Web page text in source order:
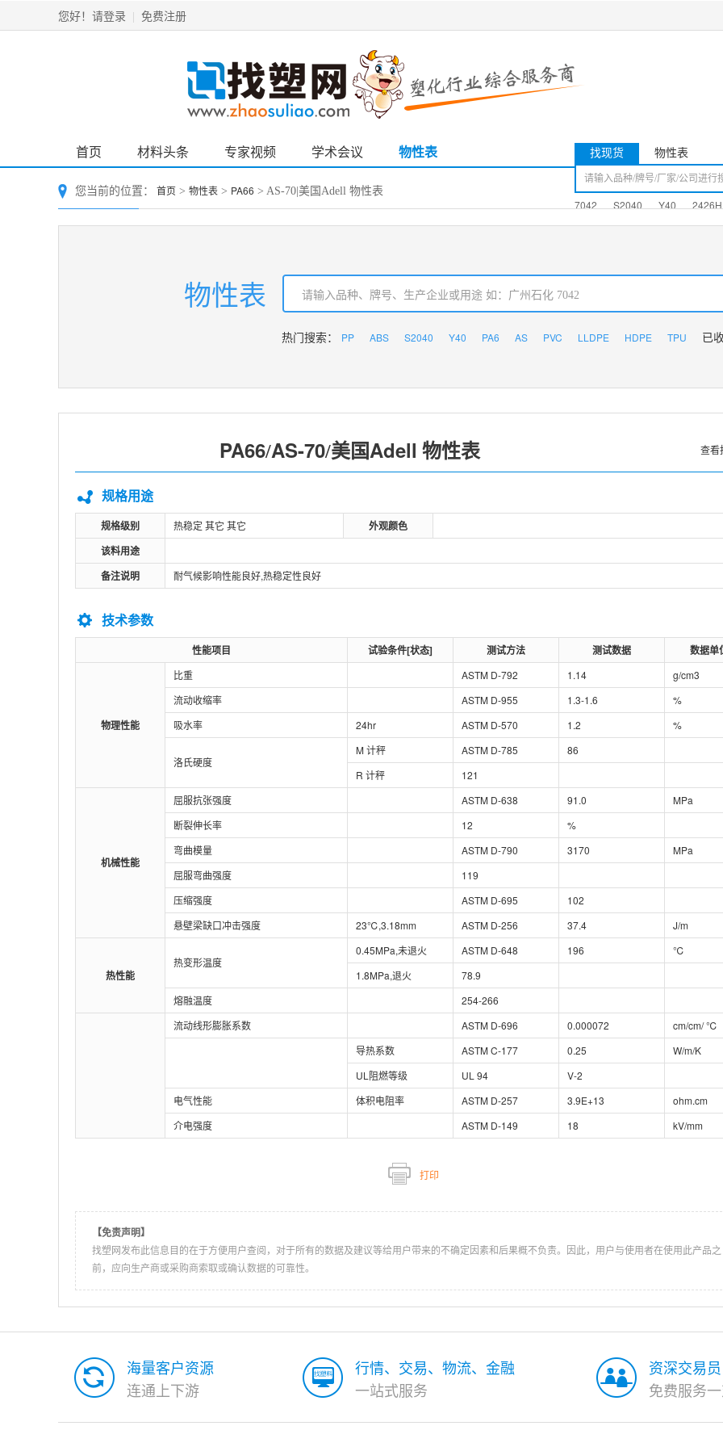
您好！ 请登录 免费注册
找现货 物性表
7042 S2040 Y40 2426H
首页 材料头条 专家视频 学术会议 物性表
您当前的位置： 首页 > 物性表 > PA66 > AS-70|美国Adell 物性表
物性表
热门搜索： PP ABS S2040 Y40 PA6 AS PVC LLDPE HDPE TPU 已
PA66/AS-70/美国Adell 物性表 查看
规格用途
规格级别 热稳定 其它 其它
外观颜色
该料用途
备注说明
耐气候影响性能良好,热稳定性良好
技术参数
性能项目 试验条件[状态] 测试方法 测试数据 数据单
物理性能
比重 ASTM D-792 1.14
g/cm3
流动收缩率
ASTM D-955 1.3-1.6
%
吸水率
24hr ASTM D-570 1.2 %
洛氏硬度
M 计秤 ASTM D-785
86
R 计秤
121
机械性能
屈服抗张强度 ASTM D-638 91.0
MPa
断裂伸长率
12
%
弯曲模量
ASTM D-790 3170
MPa
屈服弯曲强度
119
压缩强度
ASTM D-695
102
悬壁梁缺口冲击强度
23℃,3.18mm ASTM D-256 37.4 J/m
热性能
热变形温度
0.45MPa,未退火 ASTM D-648 196
℃
1.8MPa,退火
78.9
熔融温度
254-266
流动线形膨胀系数
ASTM D-696 0.000072
cm/cm/ ℃
导热系数
ASTM C-177 0.25
W/m/K
UL阻燃等级
UL 94
V-2
电气性能
体积电阻率 ASTM D-257 3.9E+13
ohm.cm
介电强度
ASTM D-149 18 kV/mm
打印
【免责声明】
找塑网发布此信息目的在于方便用户查阅，对于所有的数据及建议等给用户带来的不确定因素和后果概不负责。因此，用户与使用者在使用此产品之
前，应向生产商或采购商索取或确认数据的可靠性。
海量客户资源
连通上下游
行情、交易、物流、金融
一站式服务
资深交易员
免费服务